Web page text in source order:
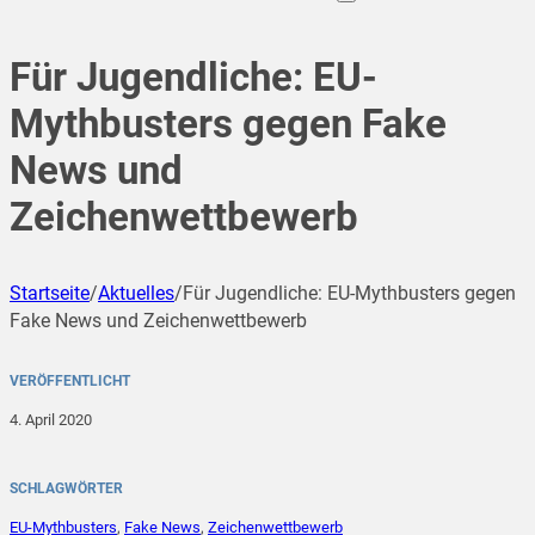
Für Jugendliche: EU-
Mythbusters gegen Fake
News und
Zeichenwettbewerb
Startseite/Aktuelles/Für Jugendliche: EU-Mythbusters gegen
Fake News und Zeichenwettbewerb
VERÖFFENTLICHT
4. April 2020
SCHLAGWÖRTER
EU-Mythbusters, Fake News, Zeichenwettbewerb